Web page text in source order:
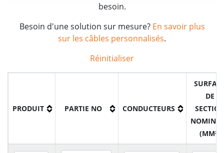
besoin.
Besoin d'une solution sur mesure? En savoir plus
sur les câbles personnalisés.
Réinitialiser
PRODUIT PARTIE NO CONDUCTEURS
DE
(MM²)